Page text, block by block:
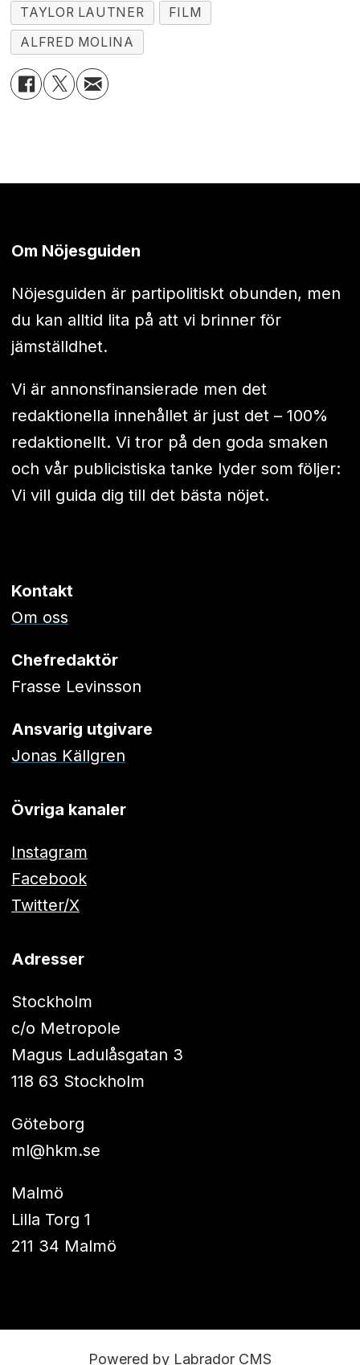
TAYLOR LAUTNER
FILM
ALFRED MOLINA
Om Nöjesguiden
Nöjesguiden är partipolitiskt obunden, men
du kan alltid lita på att vi brinner för
jämställdhet.
Vi är annonsfinansierade men det
redaktionella innehållet är just det – 100%
redaktionellt. Vi tror på den goda smaken
och vår publicistiska tanke lyder som följer:
Vi vill guida dig till det bästa nöjet.
Kontakt
Om oss
Chefredaktör
Frasse Levinsson
Ansvarig utgivare
Jonas Källgren
Övriga kanaler
Instagram
Facebook
Twitter/X
Adresser
Stockholm
c/o Metropole
Magus Ladulåsgatan 3
118 63 Stockholm
Göteborg
ml@hkm.se
Malmö
Lilla Torg 1
211 34 Malmö
Powered by Labrador CMS